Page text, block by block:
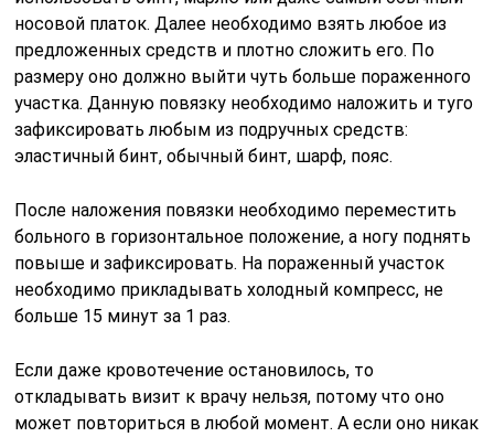
носовой платок. Далее необходимо взять любое из
предложенных средств и плотно сложить его. По
размеру оно должно выйти чуть больше пораженного
участка. Данную повязку необходимо наложить и туго
зафиксировать любым из подручных средств:
эластичный бинт, обычный бинт, шарф, пояс.
После наложения повязки необходимо переместить
больного в горизонтальное положение, а ногу поднять
повыше и зафиксировать. На пораженный участок
необходимо прикладывать холодный компресс, не
больше 15 минут за 1 раз.
Если даже кровотечение остановилось, то
откладывать визит к врачу нельзя, потому что оно
может повториться в любой момент. А если оно никак